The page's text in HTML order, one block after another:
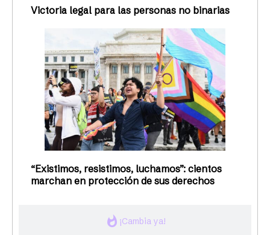
whatshot ¡Cambia ya!
Victoria legal para las personas no binarias
“Existimos, resistimos, luchamos”: cientos
marchan en protección de sus derechos